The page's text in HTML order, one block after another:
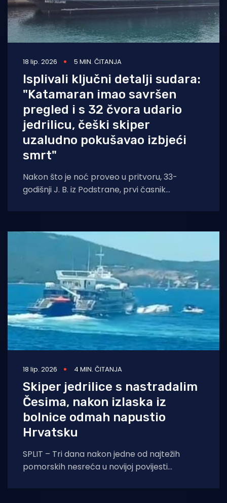
18 lip. 2026 5 MIN. ČITANJA
Isplivali ključni detalji sudara:
"Katamaran imao savršen
pregled i s 32 čvora udario
jedrilicu, češki skiper
uzaludno pokušavao izbjeći
smrt"
Nakon što je noć proveo u pritvoru, 33-
godišnji J. B. iz Podstrane, prvi časnik
18 lip. 2026 4 MIN. ČITANJA
Skiper jedrilice s nastradalim
Česima, nakon izlaska iz
bolnice odmah napustio
Hrvatsku
SPLIT – Tri dana nakon jedne od najtežih
pomorskih nesreća u novijoj povijesti
državljana,